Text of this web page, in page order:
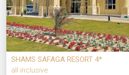
SHAMS SAFAGA RESORT 4*
all inclusive